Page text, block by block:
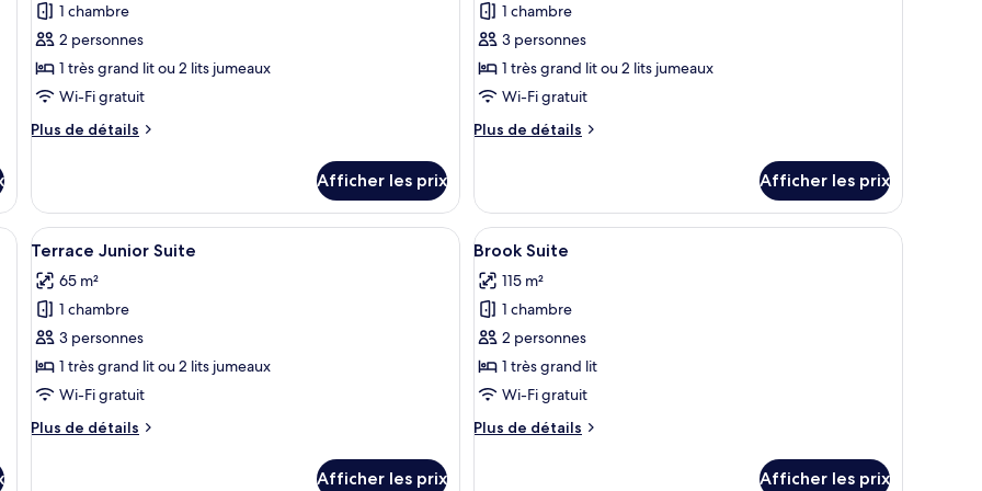
photos
pour
ce
type
chambre :
(Claridge's)
1 chambre
2 personnes
1 très grand lit ou 2 lits jumeaux
Wi-Fi gratuit
Plus de détails
Plus
Chambre,
balcon
(Claridge's)
Afficher les prix
photos
pour
ce
type
chambre :
(Claridge's)
1 chambre
3 personnes
1 très grand lit ou 2 lits jumeaux
Wi-Fi gratuit
Plus de détails
Plus
Suite,
terrasse
(Claridge's)
Afficher les prix
une table basse en bois et un fauteuil gris. Un tableau encadré représentant des fleurs de cerisier est accroché au mur, et une lampe se trouve sur une
Afficher
toutes
les
photos
pour
ce
type
chambre :
Un salon moderne avec un canapé gris, une table ronde ornée d’un vase de fleurs, un téléviseur à écran plat et
5
Terrace Junior Suite
65 m²
1 chambre
3 personnes
1 très grand lit ou 2 lits jumeaux
Wi-Fi gratuit
Plus de détails
Plus
Afficher les prix
Afficher
toutes
les
photos
pour
ce
type
chambre :
Un salon élégant avec une cheminée, un
4
Brook Suite
115 m²
1 chambre
2 personnes
1 très grand lit
Wi-Fi gratuit
Plus de détails
Plus
Afficher les prix